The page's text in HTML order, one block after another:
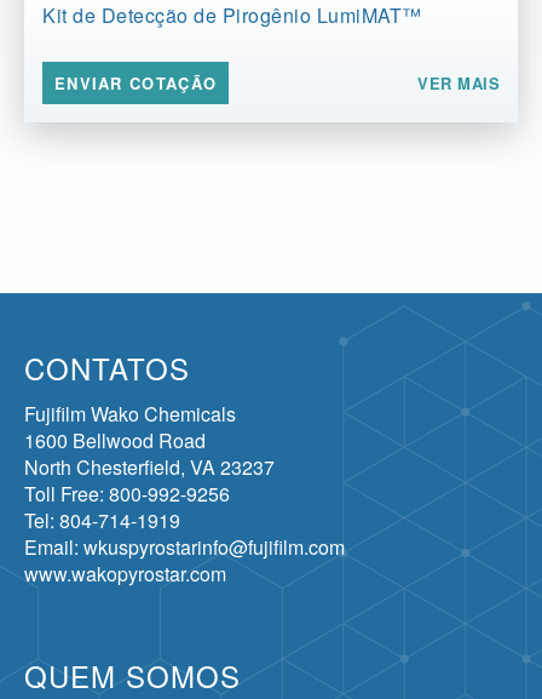
Kit de Detecção de Pirogênio LumiMAT™
ENVIAR COTAÇÃO VER MAIS
CONTATOS
Fujifilm Wako Chemicals
1600 Bellwood Road
North Chesterfield, VA 23237
Toll Free: 800-992-9256
Tel: 804-714-1919
Email: wkuspyrostarinfo@fujifilm.com
www.wakopyrostar.com
QUEM SOMOS